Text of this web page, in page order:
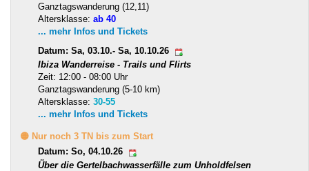
Ganztagswanderung (12,11)
Altersklasse: ab 40
... mehr Infos und Tickets
Datum: Sa, 03.10.- Sa, 10.10.26
Ibiza Wanderreise - Trails und Flirts
Zeit: 12:00 - 08:00 Uhr
Ganztagswanderung (5-10 km)
Altersklasse: 30-55
... mehr Infos und Tickets
🟡 Nur noch 3 TN bis zum Start
Datum: So, 04.10.26
Über die Gertelbachwasserfälle zum Unholdfelsen